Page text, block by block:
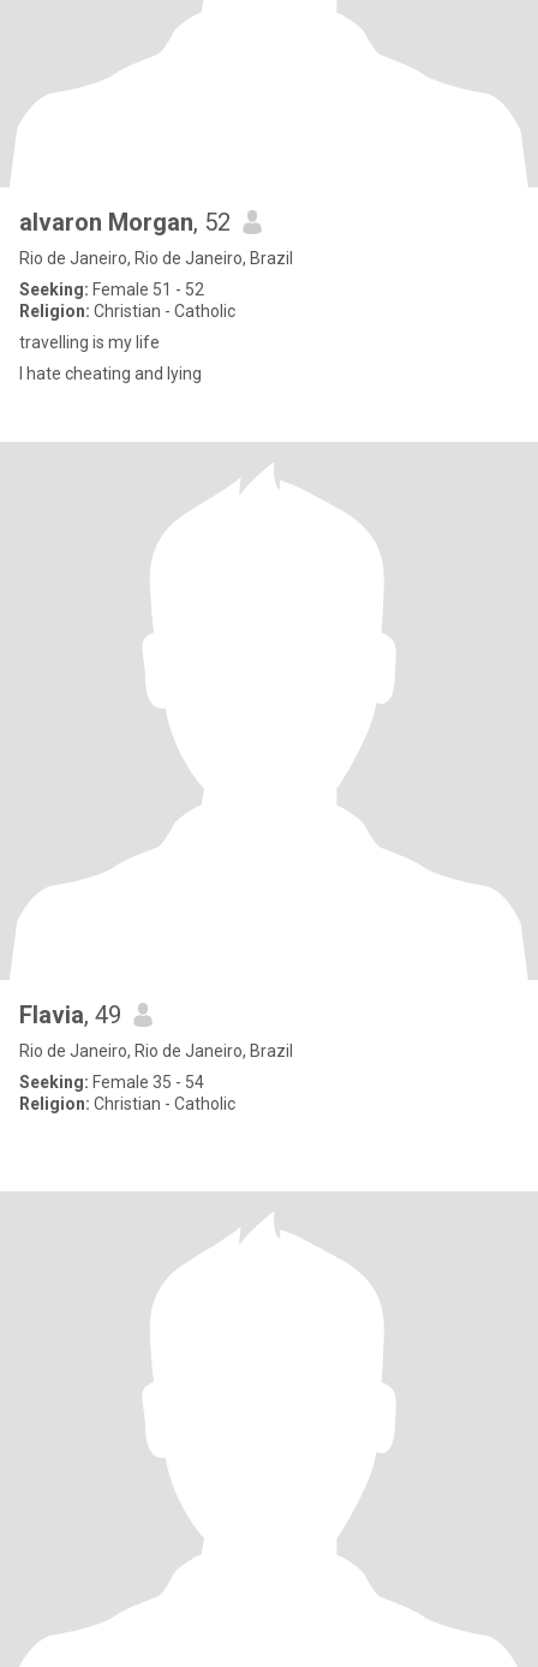
alvaron Morgan, 52
Rio de Janeiro, Rio de Janeiro, Brazil
Seeking: Female 51 - 52
Religion: Christian - Catholic
travelling is my life
I hate cheating and lying
Flavia, 49
Rio de Janeiro, Rio de Janeiro, Brazil
Seeking: Female 35 - 54
Religion: Christian - Catholic